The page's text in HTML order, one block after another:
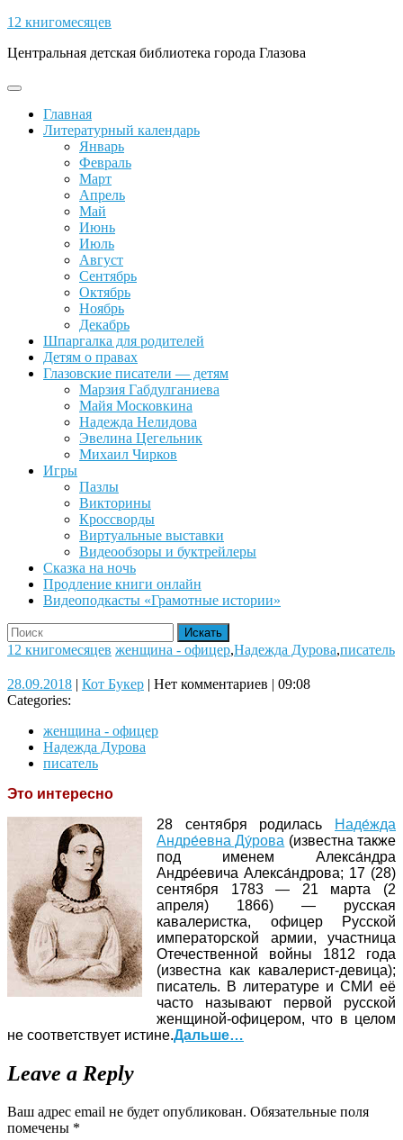
Skip
content
12 книгомесяцев
Центральная детская библиотека города Глазова
Open
ButtonГлавная
Литературный календарь
Январь
Февраль
Март
Апрель
Май
Июнь
Июль
Август
Сентябрь
Октябрь
Ноябрь
Декабрь
Шпаргалка для родителей
Детям о правах
Глазовские писатели — детям
Марзия Габдулганиева
Майя Московкина
Надежда Нелидова
Эвелина Цегельник
Михаил Чирков
Игры
Пазлы
Викторины
Кроссворды
Виртуальные выставки
Видеообзоры и буктрейлеры
Сказка на ночь
Продление книги онлайн
Видеоподкасты «Грамотные истории»
Close
Button
Search
for:
12 книгомесяцев женщина - офицер,Надежда Дурова,писатель
28.09.201828.09.2018
| Кот БукерКот
| Нет комментариев | 09:08
Categories:
женщина - офицер
Надежда Дурова
писатель
Это интересно
28 сентября родилась
Наде́жда
Андре́евна Ду́рова (известна также
под именем Алекса́ндра
Андре́евича Алекса́ндрова; 17 (28)
сентября 1783 — 21 марта (2
апреля) 1866) — русская
кавалеристка, офицер Русской
императорской армии, участница
Отечественной войны 1812 года
(известна как кавалерист-девица);
писатель. В литературе и СМИ её
часто называют первой русской
женщиной-офицером, что в целом
не соответствует истине.Дальше…
Leave a Reply
Ваш адрес email не будет опубликован. Обязательные поля
помечены *